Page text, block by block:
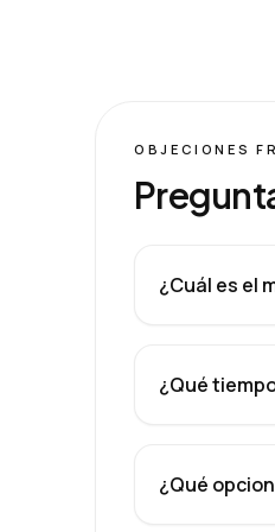
OBJECIONES
¿Cuál es el
¿Qué
¿Qué